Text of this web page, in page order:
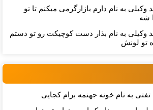
وکیلی به نام دارم بازارگرمی میكنم تا تو
شه
وکیلی به نام بذار دست كوچیكت رو تو دستم
تو لونش
تفتی به نام خونه جهنمه برام کجایی